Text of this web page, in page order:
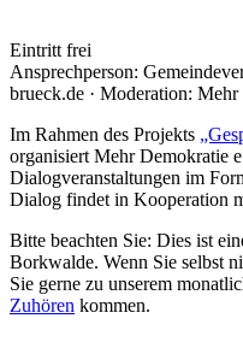
Eintritt frei
Ansprechperson:
brueck.de · Moderation:
Im Rahmen des Projekts
organisiert Mehr Demokratie
Dialogveranstaltungen im
Dialog findet in Kooperation
Bitte beachten Sie: Dies ist
Borkwalde. Wenn Sie selbst
Sie gerne zu unserem
Zuhören kommen.